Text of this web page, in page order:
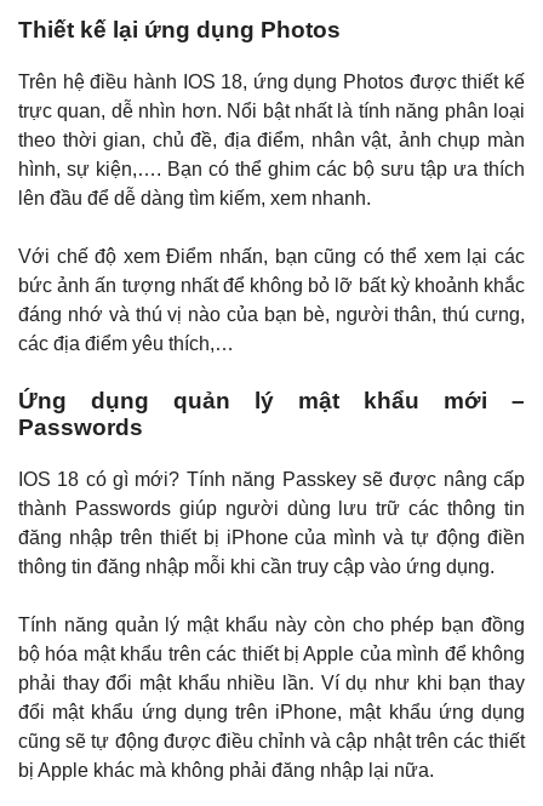
Thiết kế lại ứng dụng Photos
Trên hệ điều hành IOS 18, ứng dụng Photos được thiết kế
trực quan, dễ nhìn hơn. Nổi bật nhất là tính năng phân loại
theo thời gian, chủ đề, địa điểm, nhân vật, ảnh chụp màn
hình, sự kiện,…. Bạn có thể ghim các bộ sưu tập ưa thích
lên đầu để dễ dàng tìm kiếm, xem nhanh.
Với chế độ xem Điểm nhấn, bạn cũng có thể xem lại các
bức ảnh ấn tượng nhất để không bỏ lỡ bất kỳ khoảnh khắc
đáng nhớ và thú vị nào của bạn bè, người thân, thú cưng,
các địa điểm yêu thích,…
Ứng dụng quản lý mật khẩu mới –
Passwords
IOS 18 có gì mới? Tính năng Passkey sẽ được nâng cấp
thành Passwords giúp người dùng lưu trữ các thông tin
đăng nhập trên thiết bị iPhone của mình và tự động điền
thông tin đăng nhập mỗi khi cần truy cập vào ứng dụng.
Tính năng quản lý mật khẩu này còn cho phép bạn đồng
bộ hóa mật khẩu trên các thiết bị Apple của mình để không
phải thay đổi mật khẩu nhiều lần. Ví dụ như khi bạn thay
đổi mật khẩu ứng dụng trên iPhone, mật khẩu ứng dụng
cũng sẽ tự động được điều chỉnh và cập nhật trên các thiết
bị Apple khác mà không phải đăng nhập lại nữa.